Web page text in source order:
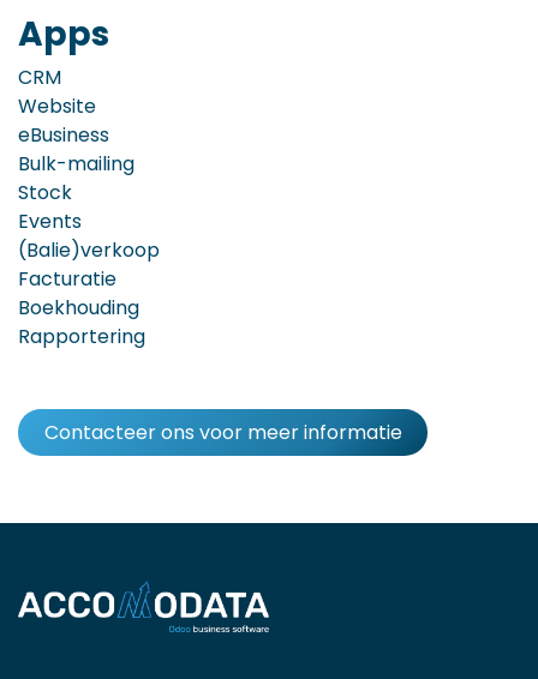
Apps
CRM
Website
eBusiness
Bulk-mailing
Stock
Events
(Balie)verkoop
Facturatie
Boekhouding
Rapportering
Contacteer ons voor meer informatie